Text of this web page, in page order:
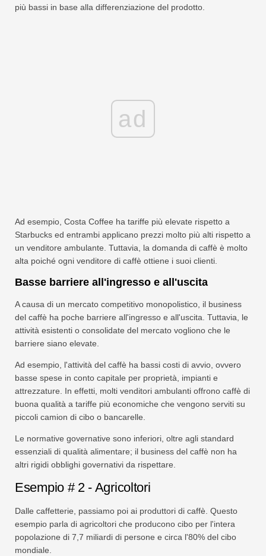
più bassi in base alla differenziazione del prodotto.
ad
Ad esempio, Costa Coffee ha tariffe più elevate rispetto a
Starbucks ed entrambi applicano prezzi molto più alti rispetto a
un venditore ambulante. Tuttavia, la domanda di caffè è molto
alta poiché ogni venditore di caffè ottiene i suoi clienti.
Basse barriere all'ingresso e all'uscita
A causa di un mercato competitivo monopolistico, il business
del caffè ha poche barriere all'ingresso e all'uscita. Tuttavia, le
attività esistenti o consolidate del mercato vogliono che le
barriere siano elevate.
Ad esempio, l'attività del caffè ha bassi costi di avvio, ovvero
basse spese in conto capitale per proprietà, impianti e
attrezzature. In effetti, molti venditori ambulanti offrono caffè di
buona qualità a tariffe più economiche che vengono serviti su
piccoli camion di cibo o bancarelle.
Le normative governative sono inferiori, oltre agli standard
essenziali di qualità alimentare; il business del caffè non ha
altri rigidi obblighi governativi da rispettare.
Esempio # 2 - Agricoltori
Dalle caffetterie, passiamo poi ai produttori di caffè. Questo
esempio parla di agricoltori che producono cibo per l'intera
popolazione di 7,7 miliardi di persone e circa l'80% del cibo
mondiale.